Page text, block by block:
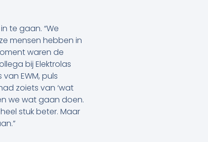
te gaan. “We
mensen hebben in
waren de
bij Elektrolas
EWM, puls
zoiets van ‘wat
we wat gaan doen.
stuk beter. Maar